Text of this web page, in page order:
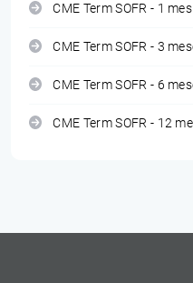
CME Term SOFR - 1 mes
CME Term SOFR - 3
CME Term SOFR - 6
CME Term SOFR - 12